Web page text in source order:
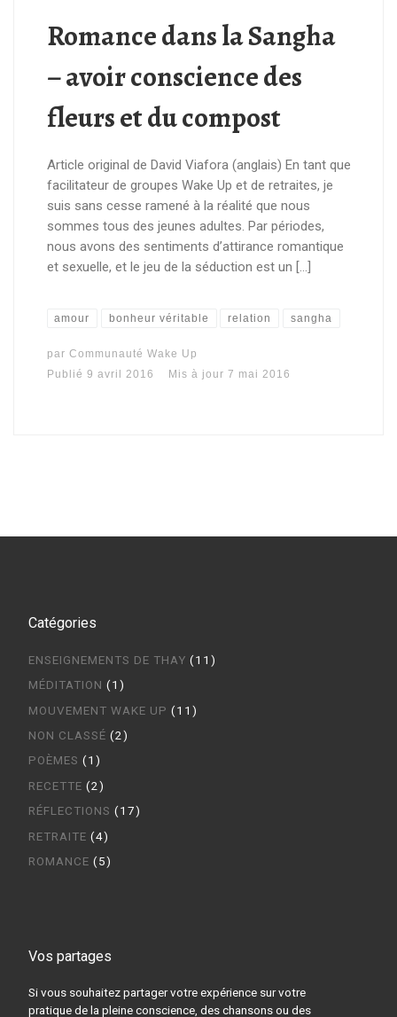
Romance dans la Sangha
– avoir conscience des
fleurs et du compost
Article original de David Viafora (anglais) En tant que
facilitateur de groupes Wake Up et de retraites, je
suis sans cesse ramené à la réalité que nous
sommes tous des jeunes adultes. Par périodes,
nous avons des sentiments d’attirance romantique
et sexuelle, et le jeu de la séduction est un […]
amour bonheur véritable relation sangha
par Communauté Wake Up
Publié 9 avril 2016 Mis à jour 7 mai 2016
Catégories
ENSEIGNEMENTS DE THAY (11)
MÉDITATION (1)
MOUVEMENT WAKE UP (11)
NON CLASSÉ (2)
POÈMES (1)
RECETTE (2)
RÉFLECTIONS (17)
RETRAITE (4)
ROMANCE (5)
Vos partages
Si vous souhaitez partager votre expérience sur votre
pratique de la pleine conscience, des chansons ou des